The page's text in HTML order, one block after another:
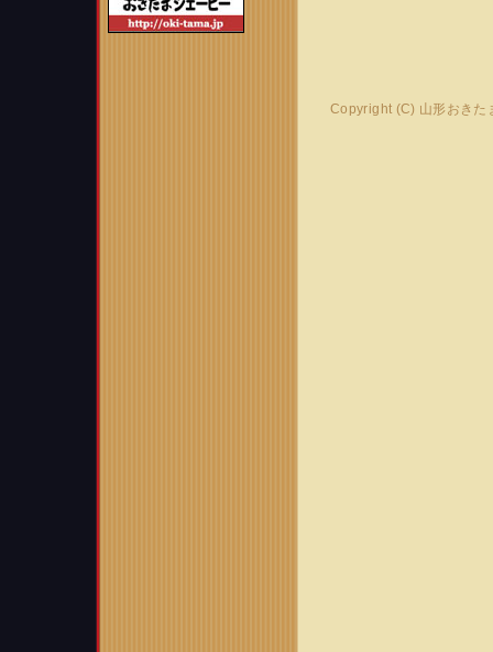
Copyright (C) 山形おき